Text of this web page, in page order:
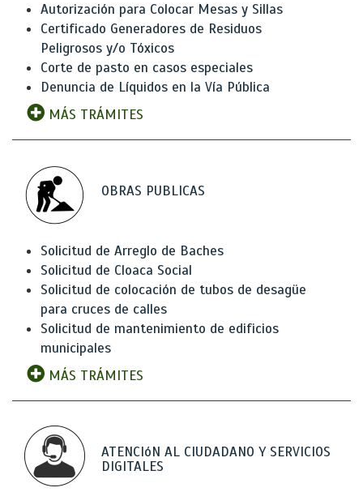
Autorización para Colocar Mesas y Sillas
Certificado Generadores de Residuos
Peligrosos y/o Tóxicos
Corte de pasto en casos especiales
Denuncia de Líquidos en la Vía Pública
MÁS TRÁMITES
OBRAS PUBLICAS
Solicitud de Arreglo de Baches
Solicitud de Cloaca Social
Solicitud de colocación de tubos de desagüe
para cruces de calles
Solicitud de mantenimiento de edificios
municipales
MÁS TRÁMITES
ATENCIóN AL CIUDADANO Y SERVICIOS
DIGITALES